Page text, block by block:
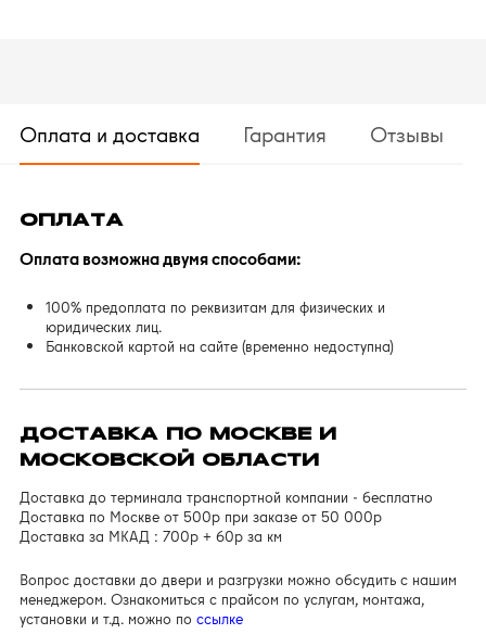
Оплата и доставка Гарантия Отзывы
ОПЛАТА
Оплата возможна двумя способами:
100% предоплата по реквизитам для физических и
юридических лиц.
Банковской картой на сайте (временно недоступна)
ДОСТАВКА ПО МОСКВЕ И
МОСКОВСКОЙ ОБЛАСТИ
Доставка до терминала транспортной компании - бесплатно
Доставка по Москве от 500р при заказе от 50 000р
Доставка за МКАД : 700р + 60р за км
Вопрос доставки до двери и разгрузки можно обсудить с нашим
менеджером. Ознакомиться с прайсом по услугам, монтажа,
установки и т.д. можно по ссылке